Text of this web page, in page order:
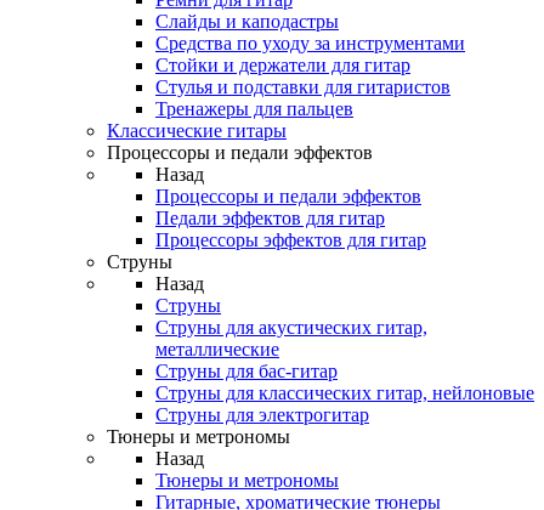
Слайды и каподастры
Средства по уходу за инструментами
Стойки и держатели для гитар
Стулья и подставки для гитаристов
Тренажеры для пальцев
Классические гитары
Процессоры и педали эффектов
Назад
Процессоры и педали эффектов
Педали эффектов для гитар
Процессоры эффектов для гитар
Струны
Назад
Струны
Струны для акустических гитар,
металлические
Струны для бас-гитар
Струны для классических гитар, нейлоновые
Струны для электрогитар
Тюнеры и метрономы
Назад
Тюнеры и метрономы
Гитарные, хроматические тюнеры